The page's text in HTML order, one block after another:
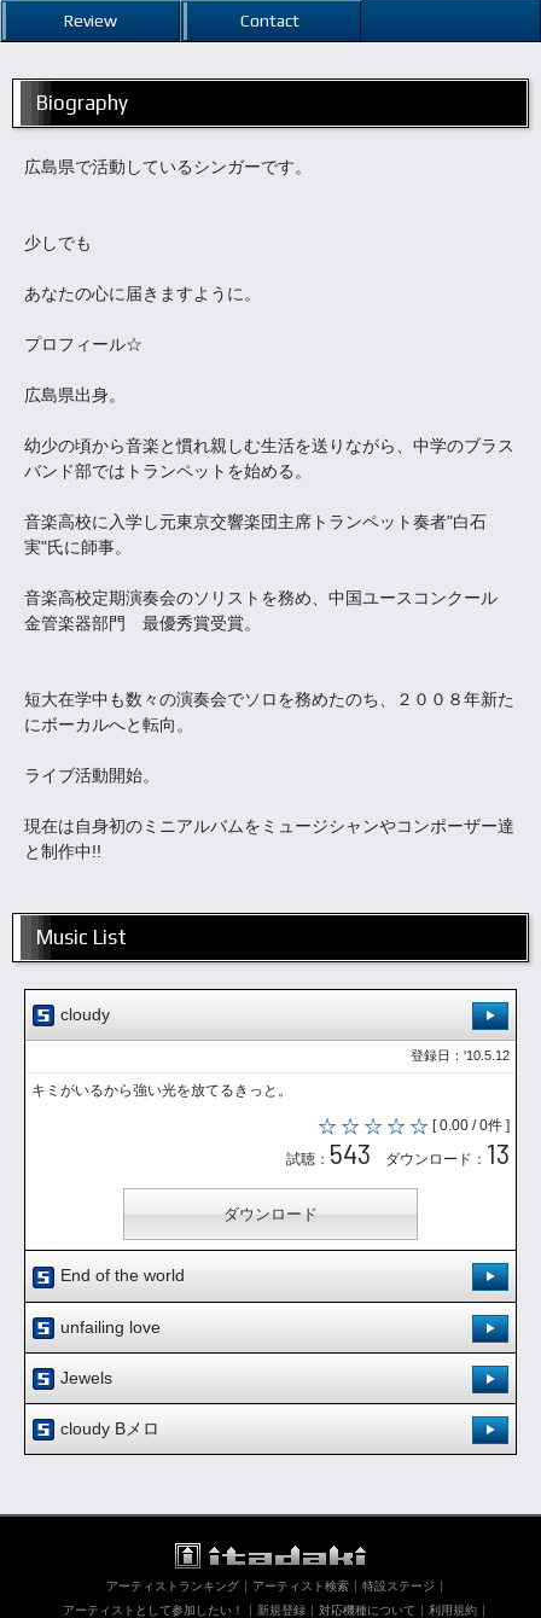
Review Contact
Biography
広島県で活動しているシンガーです。
少しでも
あなたの心に届きますように。
プロフィール☆
広島県出身。
幼少の頃から音楽と慣れ親しむ生活を送りながら、中学のブラス
バンド部ではトランペットを始める。
音楽高校に入学し元東京交響楽団主席トランペット奏者"白石
実"氏に師事。
音楽高校定期演奏会のソリストを務め、中国ユースコンクール
金管楽器部門 最優秀賞受賞。
短大在学中も数々の演奏会でソロを務めたのち、２００８年新た
にボーカルへと転向。
ライブ活動開始。
現在は自身初のミニアルバムをミュージシャンやコンポーザー達
と制作中!!
Music List
cloudy
登録日：'10.5.12
キミがいるから強い光を放てるきっと。
[ 0.00 / 0件 ]
試聴： 543 ダウンロード： 13
ダウンロード
End of the world
登録日：'10.5.12
いつか届くまでここで歌い続ける。
[ 0.00 / 0件 ]
602 ダウンロード：10
unfailing love
登録日：'10.3.31
壮大なバラードです♪
[ 0.00 / 0件 ]
620 15
ダウンロード特典
Jewels
登録日：'10.5.13
あなたが残した、会いたいの願い。
547 8
ダウンロード
cloudy Bメロ
ダウンロード
アーティストランキング アーティスト検索
特設ステージ
アーティストとして参加したい！
新規登録 対応機種について 利用規約